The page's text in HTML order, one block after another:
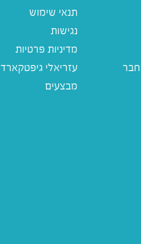
תנאי שימוש
נגישות
מדיניות פרטיות
עזריאלי גיפטקארד
מבצעים